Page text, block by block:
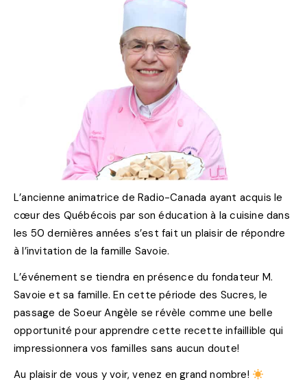
L’ancienne animatrice de Radio-Canada ayant acquis le
cœur des Québécois par son éducation à la cuisine dans
les 50 dernières années s’est fait un plaisir de répondre
à l’invitation de la famille Savoie.
L’événement se tiendra en présence du fondateur M.
Savoie et sa famille. En cette période des Sucres, le
passage de Soeur Angèle se révèle comme une belle
opportunité pour apprendre cette recette infaillible qui
impressionnera vos familles sans aucun doute!
Au plaisir de vous y voir, venez en grand nombre!